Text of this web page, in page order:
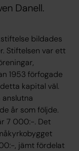
Danell.
bildades
Stiftelsen var ett
1953 förfogade
kapital väl.
år som följde.
7 000:-. Det
, jämt fördelat